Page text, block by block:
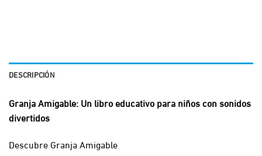
DESCRIPCIÓN
Granja Amigable: Un libro educativo para niños con sonidos
divertidos
Descubre Granja Amigable